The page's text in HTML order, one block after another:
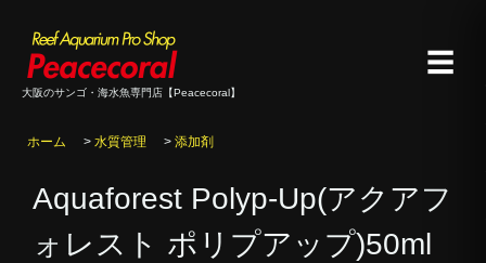
大阪のサンゴ・海水魚専門店【Peacecoral】
☰
ホーム > 水質管理 > 添加剤
Aquaforest Polyp-Up(アクアフ
ォレスト ポリプアップ)50ml